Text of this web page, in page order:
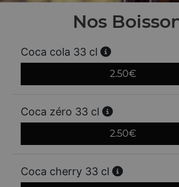
Nos
Coca cola 33 cl
2.50€
Coca zéro 33 cl
2.50€
Coca cherry 33 cl